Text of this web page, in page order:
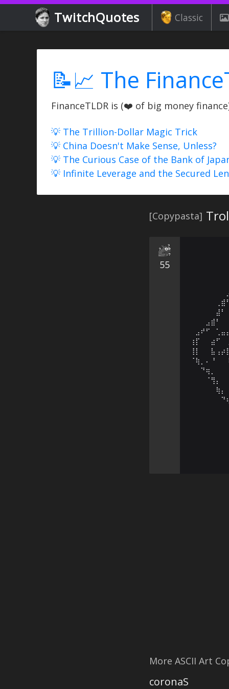
TwitchQuotes Classic
📝📈 The
FinanceTLDR is (❤️ of big money
💡 The Trillion-Dollar Magic Trick
💡 China Doesn't Make Sense, Unless?
💡 The Curious Case of the Bank of
💡 Infinite Leverage and the Secured
[Copypasta]
55
More ASCII Art
coronaS